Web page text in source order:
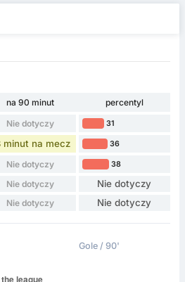
na 90 minut
percentyl
Nie dotyczy 31
minut na mecz 36
Nie dotyczy 38
Nie dotyczy Nie dotyczy
Nie dotyczy Nie dotyczy
Gole / 90'